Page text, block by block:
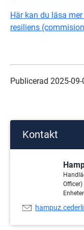
Här kan du läsa
resiliens
Publicerad 2025-09-
Kontakt
Officer)
E-